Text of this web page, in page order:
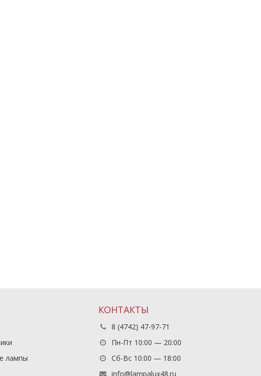
лампы
КОНТАКТЫ
8 (4742) 47-97-71
Пн-Пт 10:00 — 20:00
Сб-Вс 10:00 — 18:00
info@lampalux48.ru